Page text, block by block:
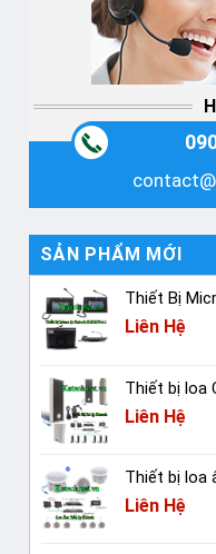
SẢN PHẨM MỚI
Thiết Bị
Liên Hệ
Thiết bị loa
Liên Hệ
Thiết bị loa
Liên Hệ